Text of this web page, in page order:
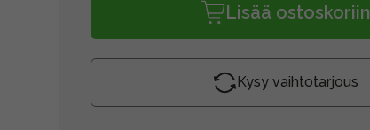
Lisää ostoskoriin
Kysy vaihtotarjous